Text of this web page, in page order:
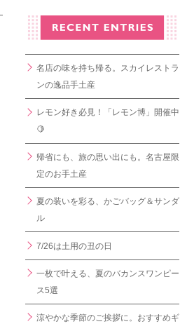
名店の味を持ち帰る。スカイレストラ
ンの逸品手土産
レモン好き必見！「レモン博」開催中
🍋
帰省にも、旅の思い出にも。名古屋限
定のお手土産
夏の装いを彩る、かごバッグ＆サンダ
ル
7/26は土用の丑の日
一枚で叶える、夏のバカンスワンピー
ス5選
涼やかな季節のご挨拶に。おすすめギ